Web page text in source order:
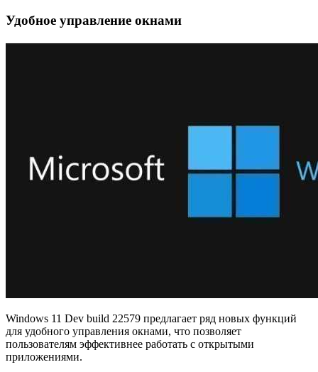
Удобное управление окнами
Windows 11 Dev build 22579 предлагает ряд новых функций
для удобного управления окнами, что позволяет
пользователям эффективнее работать с открытыми
приложениями.